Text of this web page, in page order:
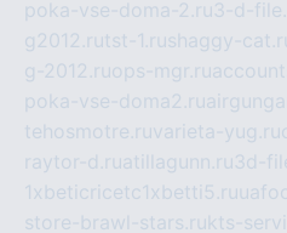
poka-vse-doma-2.ru3-d-
g2012.rutst-1.rushaggy-
g-2012.ruops-mgr.ru
poka-vse-doma2.ru
tehosmotre.ruvarieta-yug.ru
raytor-d.ruatillagunn.ru3d-
1xbeticricetc1xbetti5.ru
store-brawl-stars.rukts-